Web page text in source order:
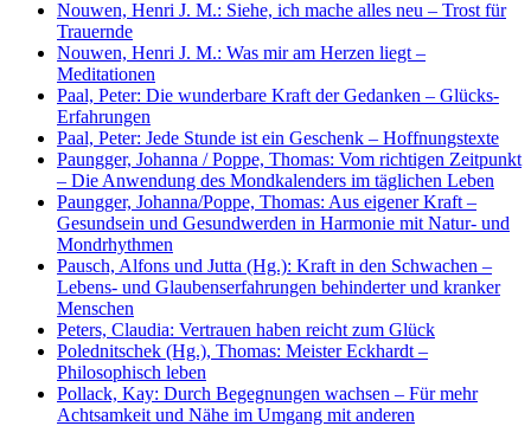
Nouwen, Henri J. M.: Siehe, ich mache alles neu – Trost für
Trauernde
Nouwen, Henri J. M.: Was mir am Herzen liegt –
Meditationen
Paal, Peter: Die wunderbare Kraft der Gedanken – Glücks-
Erfahrungen
Paal, Peter: Jede Stunde ist ein Geschenk – Hoffnungstexte
Paungger, Johanna / Poppe, Thomas: Vom richtigen Zeitpunkt
– Die Anwendung des Mondkalenders im täglichen Leben
Paungger, Johanna/Poppe, Thomas: Aus eigener Kraft –
Gesundsein und Gesundwerden in Harmonie mit Natur- und
Mondrhythmen
Pausch, Alfons und Jutta (Hg.): Kraft in den Schwachen –
Lebens- und Glaubenserfahrungen behinderter und kranker
Menschen
Peters, Claudia: Vertrauen haben reicht zum Glück
Polednitschek (Hg.), Thomas: Meister Eckhardt –
Philosophisch leben
Pollack, Kay: Durch Begegnungen wachsen – Für mehr
Achtsamkeit und Nähe im Umgang mit anderen